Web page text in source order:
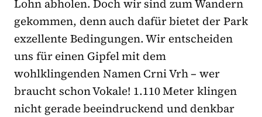
Lohn abholen. Doch wir sind zum Wandern
gekommen, denn auch dafür bietet der Park
exzellente Bedingungen. Wir entscheiden
uns für einen Gipfel mit dem
wohlklingenden Namen Crni Vrh – wer
braucht schon Vokale! 1.110 Meter klingen
nicht gerade beeindruckend und denkbar